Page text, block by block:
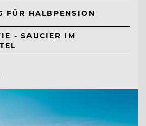
FÜR HALBPENSION
IM